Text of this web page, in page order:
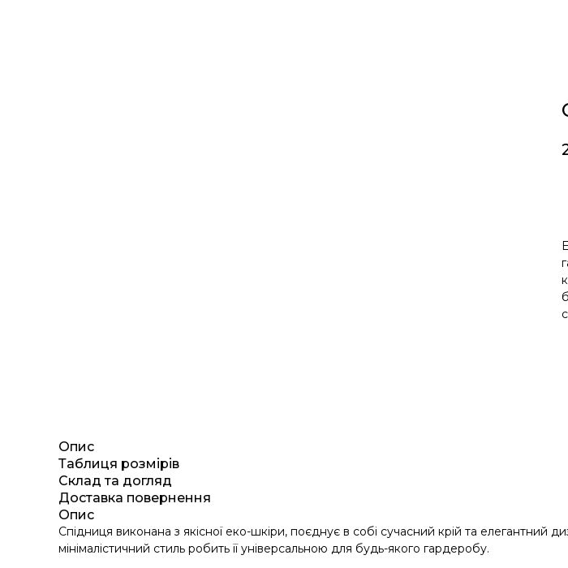
Опис
Таблиця розмірів
Склад та догляд
Доставка повернення
Опис
Спідниця виконана з якісної еко-шкіри, поєднує в собі сучасний крій та елегантний
мінімалістичний стиль робить її універсальною для будь-якого гардеробу.